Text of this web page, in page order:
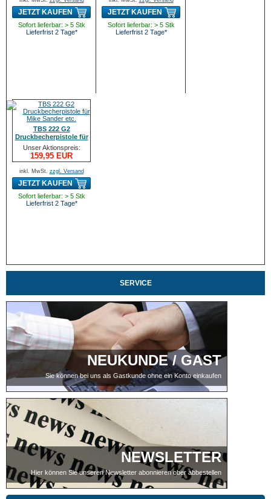
JETZT KAUFEN
Sofort lieferbar: > 5 Stk
Lieferfrist 2 Tage*
JETZT KAUFEN
Sofort lieferbar: > 5 Stk
Lieferfrist 2 Tage*
TBS 222 G2
Druckbecherpistole für
Mike Sander etc.
Unser Aktionspreis:
159,95 EUR
inkl. MwSt. zzgl. Versand
JETZT KAUFEN
Sofort lieferbar: > 5 Stk
Lieferfrist 2 Tage*
SERVICE
NEUKUNDE / GAST
Sie können bei uns als Gastkunde ohne ein Konto einkaufen
NEWSLETTER
Hier können Sie unseren Newsletter abonnieren ober abbestellen